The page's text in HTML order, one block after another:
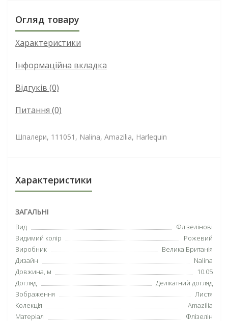
Огляд товару
Характеристики
Інформаційна вкладка
Відгуків (0)
Питання (0)
Шпалери, 111051, Nalina, Amazilia, Harlequin
Характеристики
ЗАГАЛЬНІ
Вид
Флізелінові
Видимий колір
Рожевий
Виробник
Велика Британія
Дизайн
Nalina
Довжина, м
10.05
Догляд
Делікатний догляд
Зображення
Листя
Колекція
Amazilia
Матеріал
Флізелін